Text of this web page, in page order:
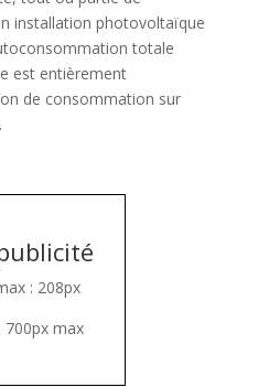
installation photovoltaïque
totale
est entièrement
de consommation sur
: 208px
700px max